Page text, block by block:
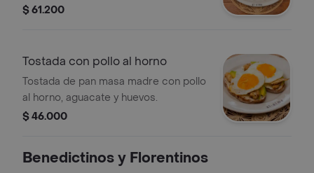
(preparación lomo saltado peruano),
$ 61.200
Tostada con pollo al horno
Tostada de pan masa madre con pollo
al horno, aguacate y huevos.
$ 46.000
Benedictinos y Florentinos